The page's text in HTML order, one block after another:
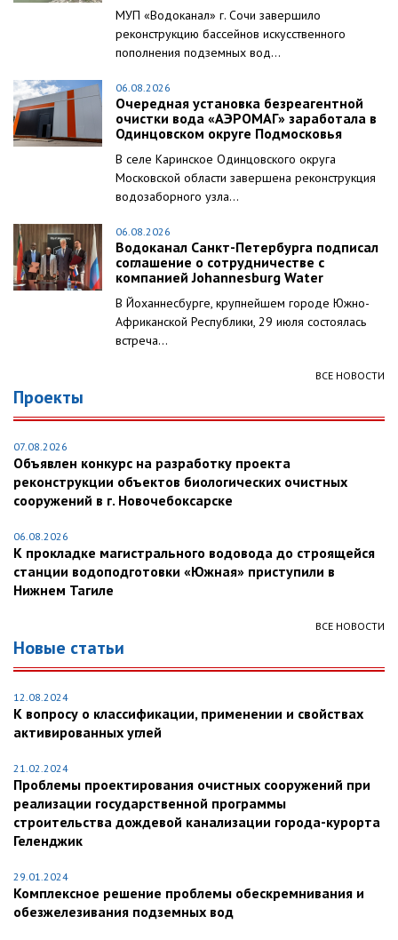
МУП «Водоканал» г. Сочи завершило
реконструкцию бассейнов искусственного
пополнения подземных вод...
06.08.2026
Очередная установка безреагентной
очистки вода «АЭРОМАГ» заработала в
Одинцовском округе Подмосковья
В селе Каринское Одинцовского округа
Московской области завершена реконструкция
водозаборного узла...
06.08.2026
Водоканал Санкт-Петербурга подписал
соглашение о сотрудничестве с
компанией Johannesburg Water
В Йоханнесбурге, крупнейшем городе Южно-
Африканской Республики, 29 июля состоялась
встреча...
ВСЕ НОВОСТИ
Проекты
07.08.2026
Объявлен конкурс на разработку проекта
реконструкции объектов биологических очистных
сооружений в г. Новочебоксарске
06.08.2026
К прокладке магистрального водовода до строящейся
станции водоподготовки «Южная» приступили в
Нижнем Тагиле
ВСЕ НОВОСТИ
Новые статьи
12.08.2024
К вопросу о классификации, применении и свойствах
активированных углей
21.02.2024
Проблемы проектирования очистных сооружений при
реализации государственной программы
строительства дождевой канализации города-курорта
Геленджик
29.01.2024
Комплексное решение проблемы обескремнивания и
обезжелезивания подземных вод